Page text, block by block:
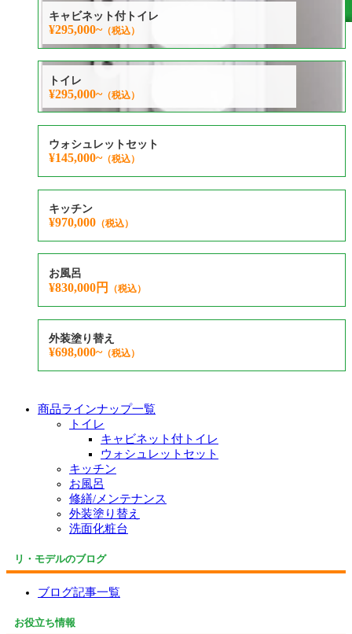
キャビネット付トイレ
¥295,000~（税込）
トイレ
¥295,000~（税込）
ウォシュレットセット
¥145,000~（税込）
キッチン
¥970,000（税込）
お風呂
¥830,000円 （税込）
外装塗り替え
¥698,000~（税込）
商品ラインナップ一覧
トイレ
キャビネット付トイレ
ウォシュレットセット
キッチン
お風呂
修繕/メンテナンス
外装塗り替え
洗面化粧台
リ・モデルのブログ
ブログ記事一覧
お役立ち情報